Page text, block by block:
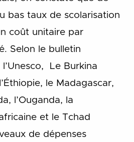
bas taux de scolarisation
coût unitaire par
Selon le bulletin
Le Burkina
le Madagascar,
l’Ouganda, la
et le Tchad
de dépenses